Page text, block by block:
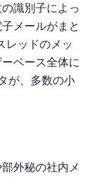
識別子によっ
メールがまと
レッドのメッ
ベース全体に
が、多数の小
外秘の社内メ